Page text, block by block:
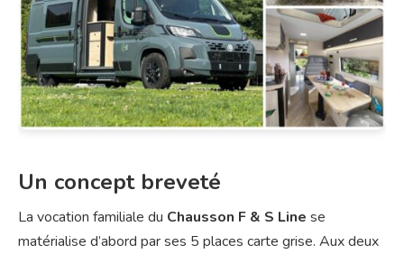
Un concept breveté
La vocation familiale du Chausson F & S Line se
matérialise d’abord par ses 5 places carte grise. Aux deux